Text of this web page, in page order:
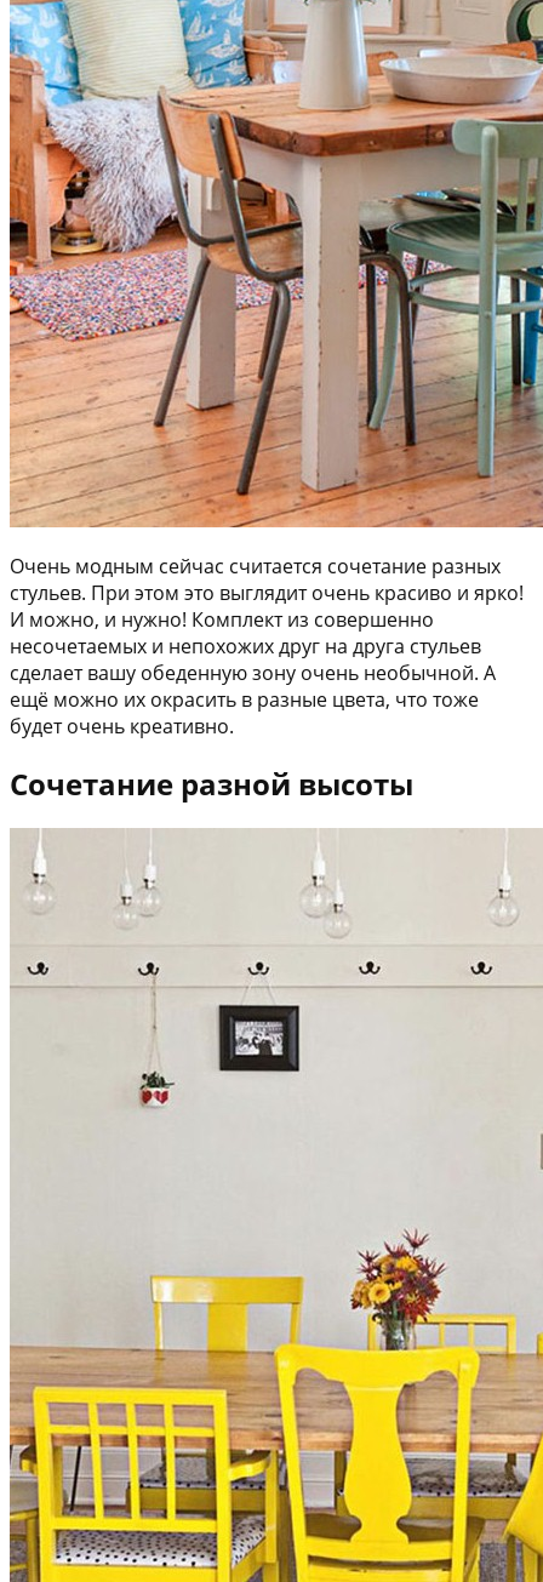
Очень модным сейчас считается сочетание разных
стульев. При этом это выглядит очень красиво и ярко!
И можно, и нужно! Комплект из совершенно
несочетаемых и непохожих друг на друга стульев
сделает вашу обеденную зону очень необычной. А
ещё можно их окрасить в разные цвета, что тоже
будет очень креативно.
Сочетание разной высоты